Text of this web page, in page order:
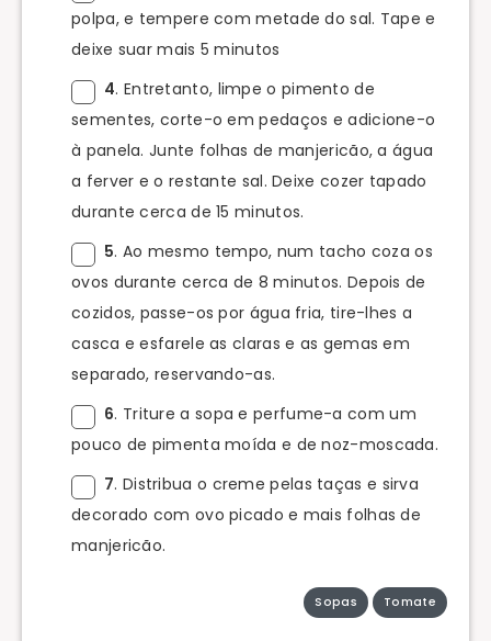
polpa, e tempere com metade do sal. Tape e
deixe suar mais 5 minutos
4. Entretanto, limpe o pimento de
sementes, corte-o em pedaços e adicione-o
à panela. Junte folhas de manjericão, a água
a ferver e o restante sal. Deixe cozer tapado
durante cerca de 15 minutos.
5. Ao mesmo tempo, num tacho coza os
ovos durante cerca de 8 minutos. Depois de
cozidos, passe-os por água fria, tire-lhes a
casca e esfarele as claras e as gemas em
separado, reservando-as.
6. Triture a sopa e perfume-a com um
pouco de pimenta moída e de noz-moscada.
7. Distribua o creme pelas taças e sirva
decorado com ovo picado e mais folhas de
manjericão.
Sopas Tomate